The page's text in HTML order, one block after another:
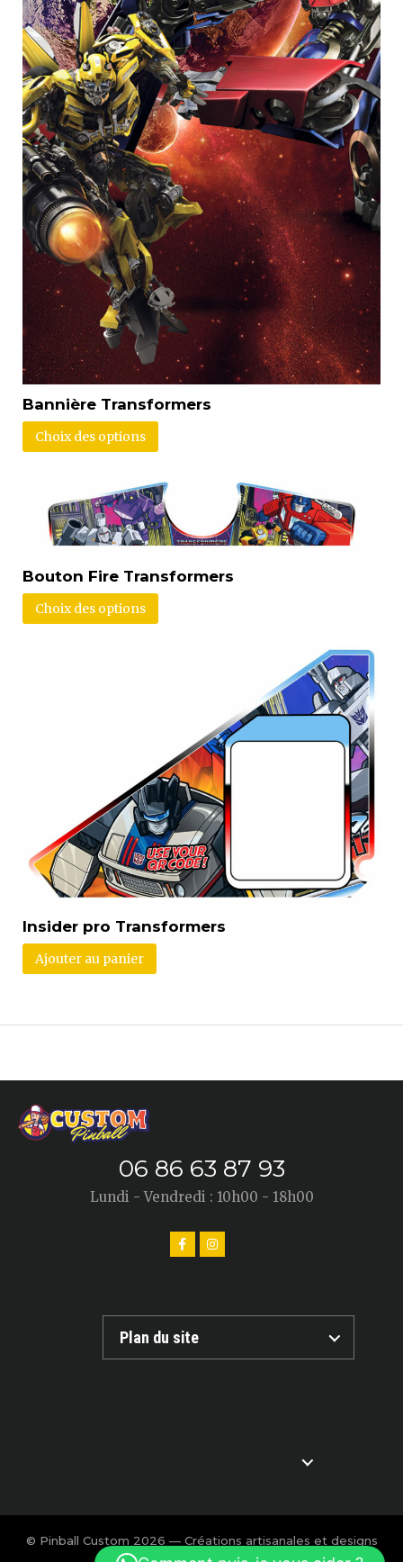
Bannière Transformers
Choix des options
Bouton Fire Transformers
Choix des options
Insider pro Transformers
Ajouter au panier
06 86 63 87 93
Lundi - Vendredi : 10h00 - 18h00
Plan du site
© Pinball Custom 2026 — Créations artisanales et designs
exclusifs pour flipper.